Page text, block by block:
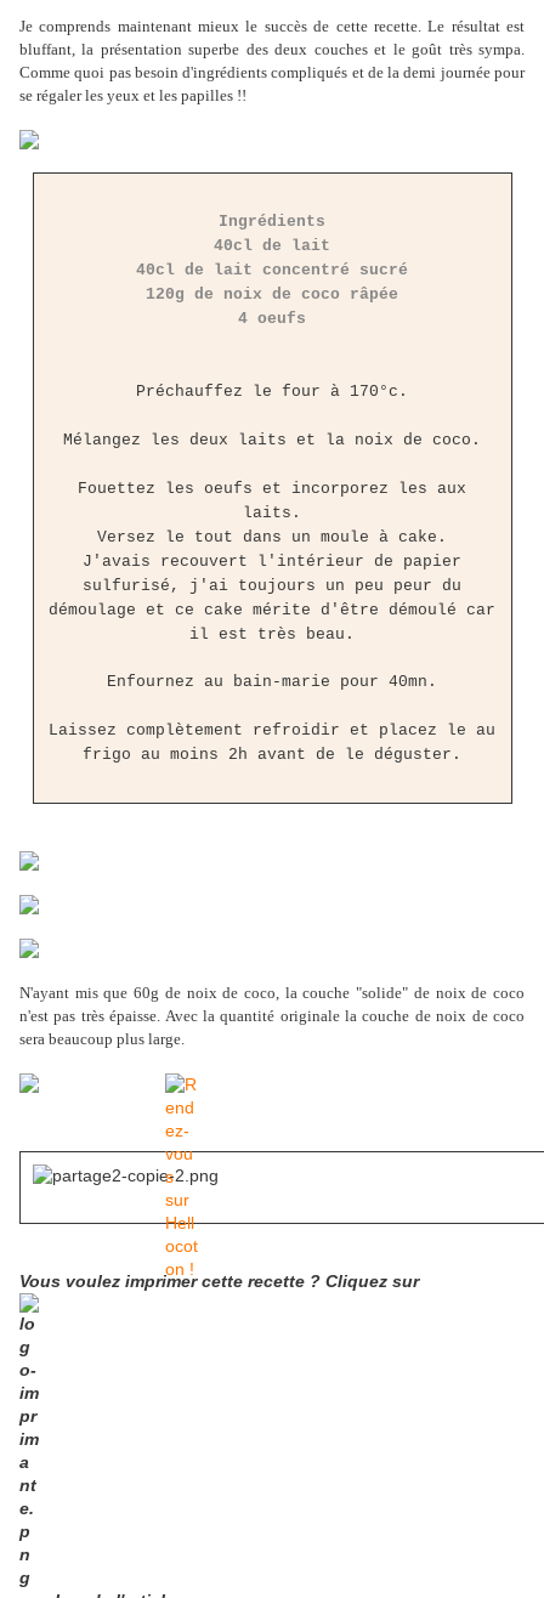
Je comprends maintenant mieux le succès de cette recette. Le résultat est
bluffant, la présentation superbe des deux couches et le goût très sympa.
Comme quoi pas besoin d'ingrédients compliqués et de la demi journée pour
se régaler les yeux et les papilles !!
Ingrédients
40cl de lait
40cl de lait concentré sucré
120g de noix de coco râpée
4 oeufs
Préchauffez le four à 170°c.
Mélangez les deux laits et la noix de coco.
Fouettez les oeufs et incorporez les aux
laits.
Versez le tout dans un moule à cake.
J'avais recouvert l'intérieur de papier
sulfurisé, j'ai toujours un peu peur du
démoulage et ce cake mérite d'être démoulé car
il est très beau.
Enfournez au bain-marie pour 40mn.
Laissez complètement refroidir et placez le au
frigo au moins 2h avant de le déguster.
N'ayant mis que 60g de noix de coco, la couche "solide" de noix de coco
n'est pas très épaisse. Avec la quantité originale la couche de noix de coco
sera beaucoup plus large.
Vous voulez imprimer cette recette ? Cliquez sur